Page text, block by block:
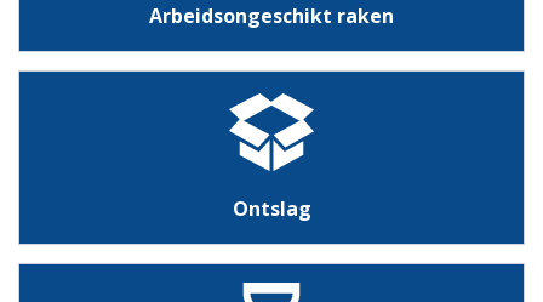
Arbeidsongeschikt raken
Ontslag